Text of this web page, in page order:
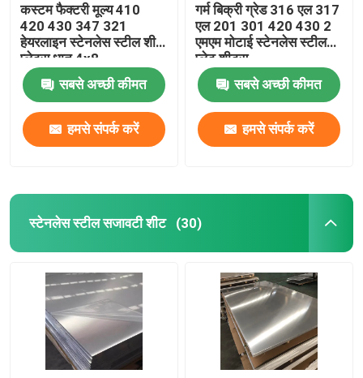
कस्टम फैक्टरी मूल्य 410
420 430 347 321
हेयरलाइन स्टेनलेस स्टील शीट
प्लेट्स धातु 4x8
सबसे अच्छी कीमत
हमसे संपर्क करें
गर्म बिक्री ग्रेड 316 एल 317
एल 201 301 420 430 2
एमएम मोटाई स्टेनलेस स्टील
प्लेट शीट्स
सबसे अच्छी कीमत
हमसे संपर्क करें
स्टेनलेस स्टील सजावटी शीट (30)